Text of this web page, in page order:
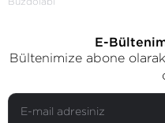
Buzdolabı
E-
Bültenimize abone